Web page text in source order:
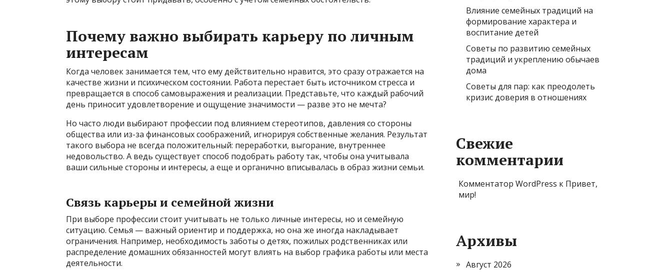
Почему важно выбирать карьеру по личным
интересам
Когда человек занимается тем, что ему действительно нравится, это сразу отражается на
качестве жизни и психическом состоянии. Работа перестает быть источником стресса и
превращается в способ самовыражения и реализации. Представьте, что каждый рабочий
день приносит удовлетворение и ощущение значимости — разве это не мечта?
Но часто люди выбирают профессии под влиянием стереотипов, давления со стороны
общества или из-за финансовых соображений, игнорируя собственные желания. Результат
такого выбора не всегда положительный: переработки, выгорание, внутреннее
недовольство. А ведь существует способ подобрать работу так, чтобы она учитывала
ваши сильные стороны и интересы, а еще и органично вписывалась в образ жизни семьи.
Связь карьеры и семейной жизни
При выборе профессии стоит учитывать не только личные интересы, но и семейную
ситуацию. Семья — важный ориентир и поддержка, но она же иногда накладывает
ограничения. Например, необходимость заботы о детях, пожилых родственниках или
распределение домашних обязанностей могут влиять на выбор графика работы или места
деятельности.
Влияние семейных традиций на
формирование характера и
воспитание детей
Советы по развитию семейных
традиций и укреплению обычаев
дома
Советы для пар: как преодолеть
кризис доверия в отношениях
Свежие
комментарии
Комментатор WordPress к Привет,
мир!
Архивы
Август 2026